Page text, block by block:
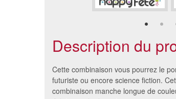
Description du
Cette combinaison vous pourrez le
futuriste ou encore science fiction.
combinaison manche longue de